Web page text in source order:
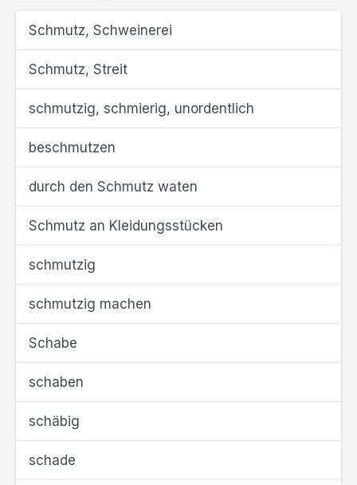
Schmutz, Schweinerei
Schmutz, Streit
schmutzig, schmierig, unordentlich
beschmutzen
durch den Schmutz waten
Schmutz an Kleidungsstücken
schmutzig
schmutzig machen
Schabe
schaben
schäbig
schade